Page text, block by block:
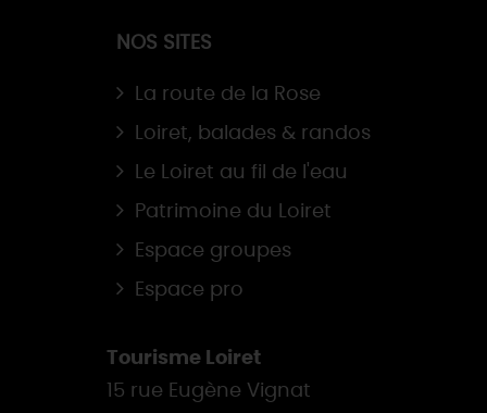
NOS SITES
La route de la Rose
Loiret, balades & randos
Le Loiret au fil de l'eau
Patrimoine du Loiret
Espace groupes
Espace pro
Tourisme Loiret
15 rue Eugène Vignat